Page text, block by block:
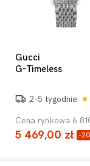
Gucci
G-Timeless
2-5 tygodnie
Cena rynkowa 6
5 469,00 zł -